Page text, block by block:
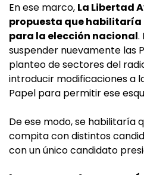
En ese marco, La Libertad
propuesta que
para la elección nacional.
suspender nuevamente las
planteo de sectores del
introducir modificaciones a
Papel para permitir ese
De ese modo, se habilitaría
compita con distintos
con un único candidato